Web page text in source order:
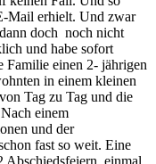
Mail erhielt. Und zwar
doch noch nicht
und habe sofort
Familie einen 2- jährigen
in einem kleinen
Tag zu Tag und die
einem
und der
fast so weit. Eine
Abschiedsfeiern, einmal